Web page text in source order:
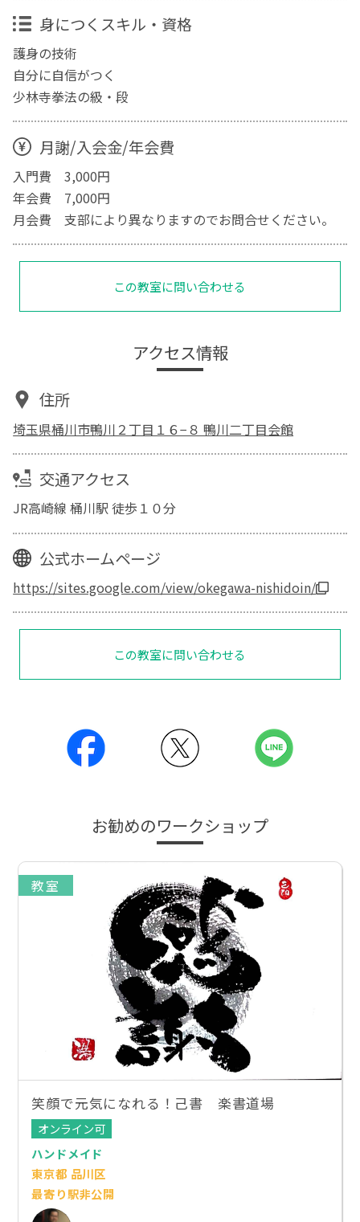
身につくスキル・資格
護身の技術
自分に自信がつく
少林寺拳法の級・段
月謝/入会金/年会費
入門費 3,000円
年会費 7,000円
月会費 支部により異なりますのでお問合せください。
この教室に問い合わせる
アクセス情報
住所
埼玉県桶川市鴨川２丁目１６−８ 鴨川二丁目会館
交通アクセス
JR高崎線 桶川駅 徒歩１０分
公式ホームページ
https://sites.google.com/view/okegawa-nishidoin/
この教室に問い合わせる
お勧めのワークショップ
教室
笑顔で元気になれる！己書 楽書道場
オンライン可
ハンドメイド
東京都 品川区
最寄り駅非公開